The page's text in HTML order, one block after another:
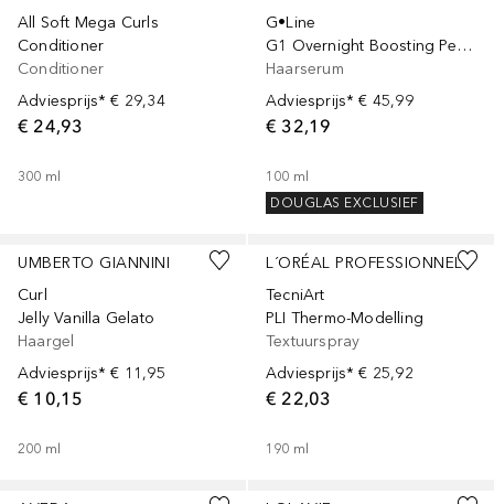
All Soft Mega Curls
Conditioner
Conditioner
Adviesprijs* € 29,34
€ 24,93
300 ml
G•Line
G1 Overnight Boosting Peptide Serum
Haarserum
Adviesprijs* € 45,99
€ 32,19
100 ml
DOUGLAS EXCLUSIEF
UMBERTO GIANNINI
Curl
Jelly Vanilla Gelato
Haargel
Adviesprijs* € 11,95
€ 10,15
200 ml
L´ORÉAL PROFESSIONNEL
TecniArt
PLI Thermo-Modelling
Textuurspray
Adviesprijs* € 25,92
€ 22,03
190 ml